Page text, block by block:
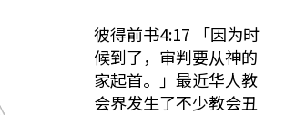
彼得前书4:17 「因为时
候到了，审判要从神的
家起首。」最近华人教
会界发生了不少教会丑